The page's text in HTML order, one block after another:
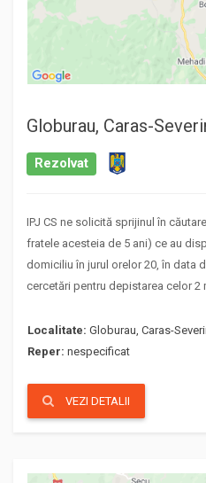
Globurau, Caras-
Rezolvat
IPJ CS ne solicită sprijinul în
fratele acesteia de 5 ani) ce au
domiciliu în jurul orelor 20, în data
cercetări pentru depistarea celor 2
Localitate: Globurau, Caras-
Reper: nespecificat
VEZI DETALII